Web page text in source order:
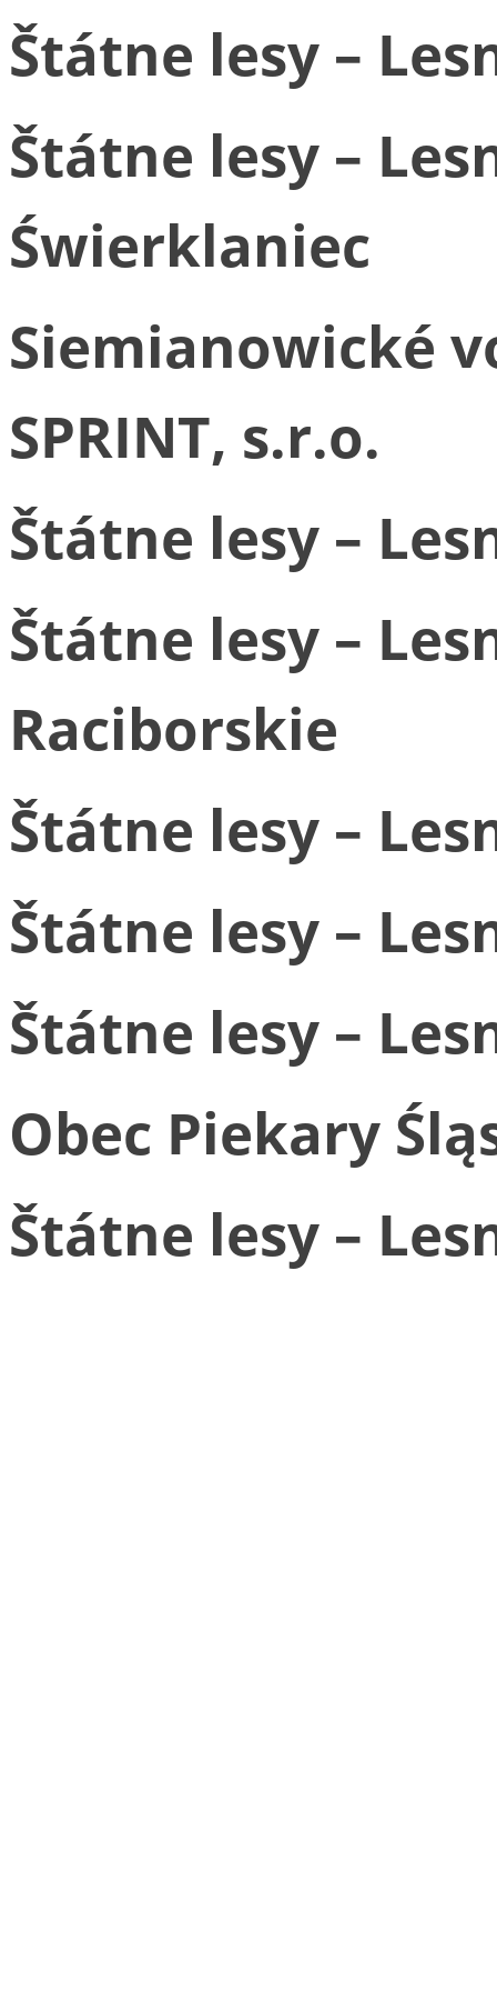
Štátne lesy –
Štátne lesy –
Świerklaniec
Siemianowické
SPRINT, s.r.o.
Štátne lesy –
Štátne lesy –
Raciborskie
Štátne lesy –
Štátne lesy –
Štátne lesy –
Obec Piekary
Štátne lesy –